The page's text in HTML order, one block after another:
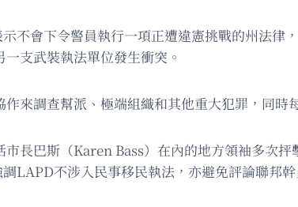
不會下令警員執行一項正遭違憲挑戰的州法律
支武裝執法單位發生衝突。
來調查幫派、極端組織和其他重大犯罪，同
長巴斯（Karen Bass）在內的地方領袖多次
LAPD不涉入民事移民執法，亦避免評論聯邦